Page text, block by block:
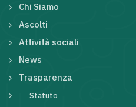
Chi Siamo
Ascolti
Attività sociali
News
Trasparenza
Statuto